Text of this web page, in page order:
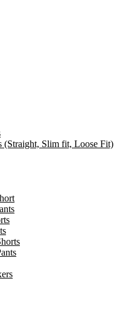
(Straight, Slim fit, Loose Fit)